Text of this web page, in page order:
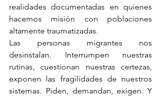
realidades documentadas en quienes
hacemos misión con poblaciones
altamente traumatizadas.
Las personas migrantes nos
desinstalan. Interrumpen nuestras
rutinas, cuestionan nuestras certezas,
exponen las fragilidades de nuestros
sistemas. Piden, demandan, exigen. Y